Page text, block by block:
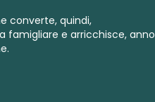
converte, quindi,
famigliare e arricchisce, anno